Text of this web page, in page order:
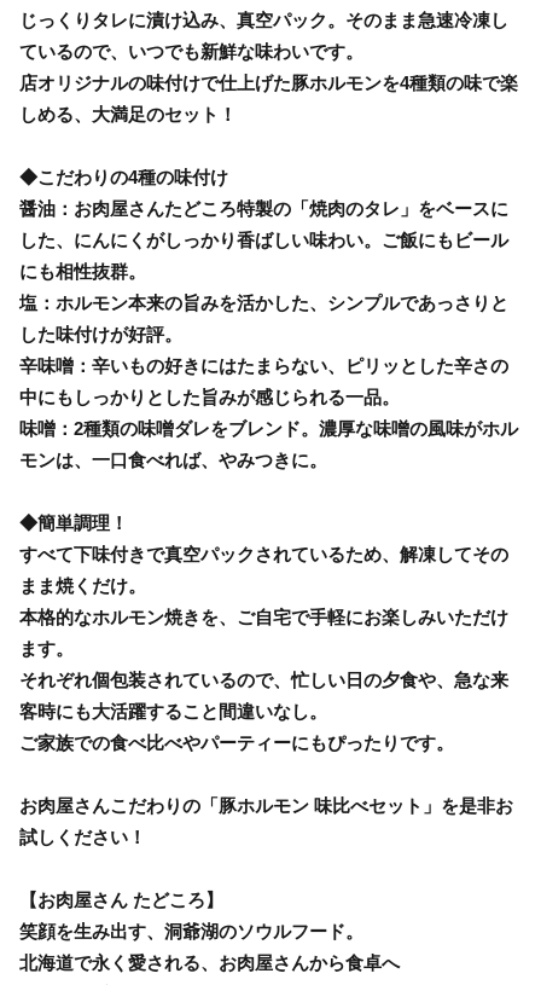
じっくりタレに漬け込み、真空パック。そのまま急速冷凍し
ているので、いつでも新鮮な味わいです。
店オリジナルの味付けで仕上げた豚ホルモンを4種類の味で楽
しめる、大満足のセット！
◆こだわりの4種の味付け
醤油：お肉屋さんたどころ特製の「焼肉のタレ」をベースに
した、にんにくがしっかり香ばしい味わい。ご飯にもビール
にも相性抜群。
塩：ホルモン本来の旨みを活かした、シンプルであっさりと
した味付けが好評。
辛味噌：辛いもの好きにはたまらない、ピリッとした辛さの
中にもしっかりとした旨みが感じられる一品。
味噌：2種類の味噌ダレをブレンド。濃厚な味噌の風味がホル
モンは、一口食べれば、やみつきに。
◆簡単調理！
すべて下味付きで真空パックされているため、解凍してその
まま焼くだけ。
本格的なホルモン焼きを、ご自宅で手軽にお楽しみいただけ
ます。
それぞれ個包装されているので、忙しい日の夕食や、急な来
客時にも大活躍すること間違いなし。
ご家族での食べ比べやパーティーにもぴったりです。
お肉屋さんこだわりの「豚ホルモン 味比べセット」を是非お
試しください！
【お肉屋さん たどころ】
笑顔を生み出す、洞爺湖のソウルフード。
北海道で永く愛される、お肉屋さんから食卓へ